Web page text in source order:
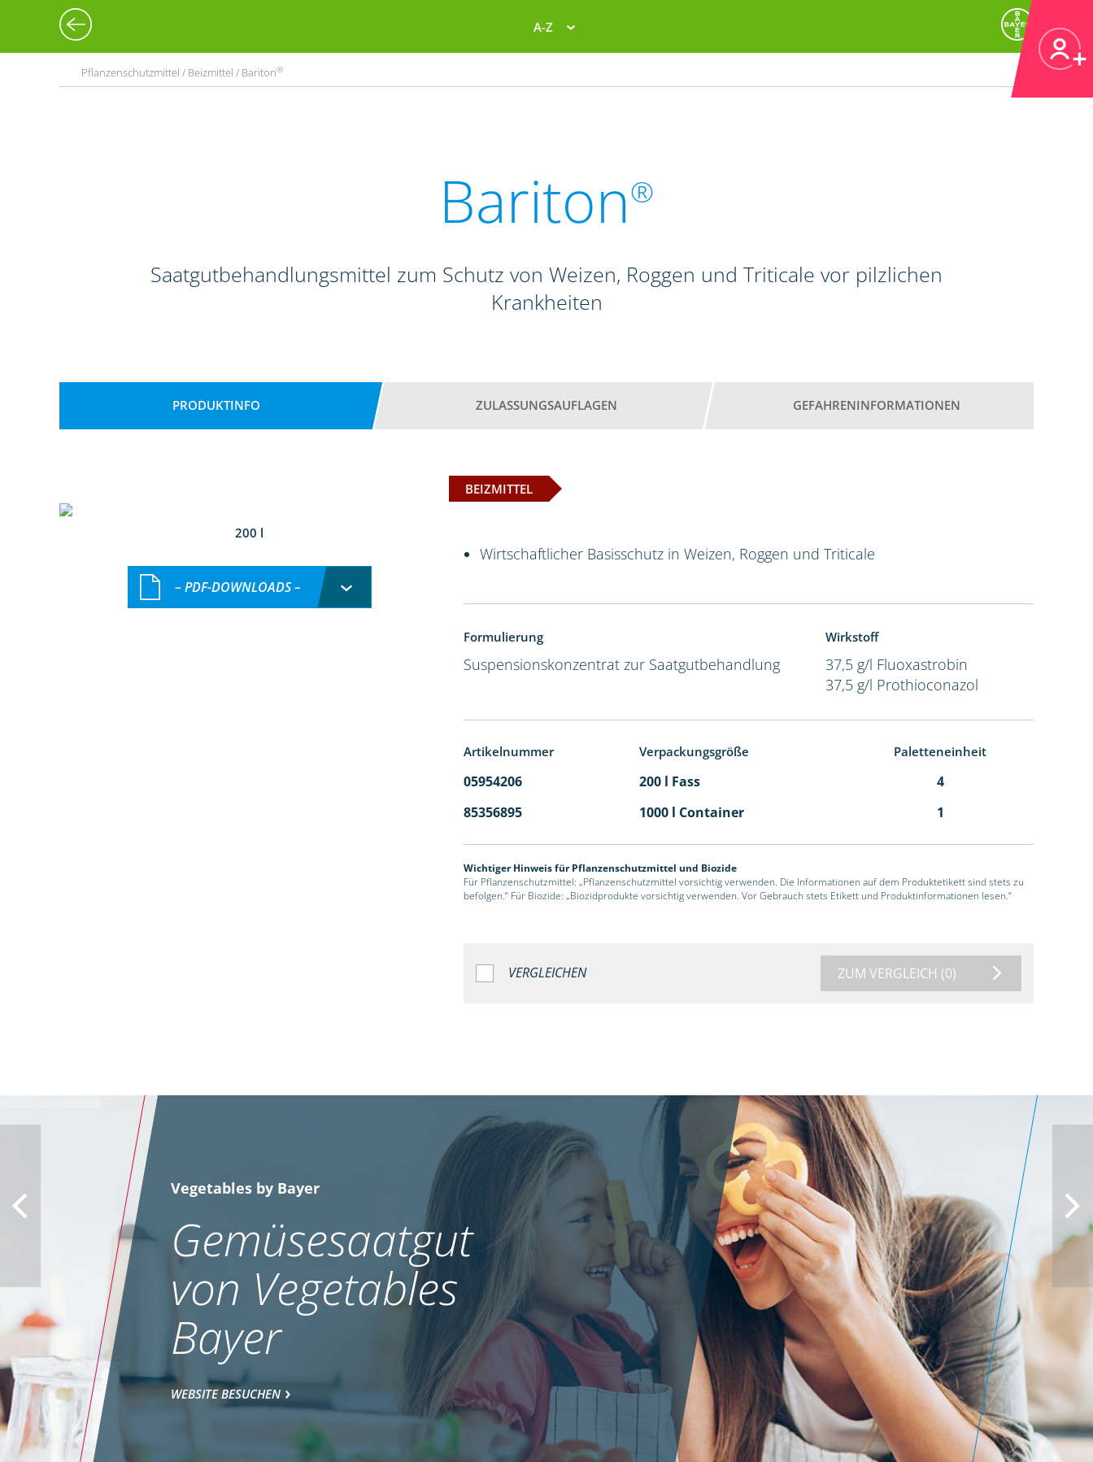
A-Z
Pflanzenschutzmittel / Beizmittel / Bariton®
Bariton®
Saatgutbehandlungsmittel zum Schutz von Weizen, Roggen und Triticale vor pilzlichen
Krankheiten
PRODUKTINFO ZULASSUNGSAUFLAGEN GEFAHRENINFORMATIONEN
BEIZMITTEL
200 l
– PDF-DOWNLOADS –
Wirtschaftlicher Basisschutz in Weizen, Roggen und Triticale
Formulierung
Suspensionskonzentrat zur Saatgutbehandlung
Wirkstoff
37,5 g/l Fluoxastrobin
37,5 g/l Prothioconazol
Artikelnummer Verpackungsgröße Paletteneinheit
05954206 200 l Fass
4
85356895
1000 l Container 1
Wichtiger Hinweis für Pflanzenschutzmittel und Biozide
Für Pflanzenschutzmittel: „Pflanzenschutzmittel vorsichtig verwenden. Die Informationen auf dem Produktetikett sind stets zu
befolgen.“ Für Biozide: „Biozidprodukte vorsichtig verwenden. Vor Gebrauch stets Etikett und Produktinformationen lesen.“
VERGLEICHEN ZUM VERGLEICH (0)
Vegetables by Bayer
Gemüsesaatgut
von Vegetables
Bayer
WEBSITE BESUCHEN